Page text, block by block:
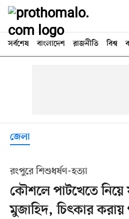
সর্বশেষ বাংলাদেশ রাজনীতি বিশ্ব
জেলা
রংপুরে শিশুধর্ষণ-হত্যা
কৌশলে পাটখেতে নিয়ে
মুজাহিদ, চিৎকার করায়